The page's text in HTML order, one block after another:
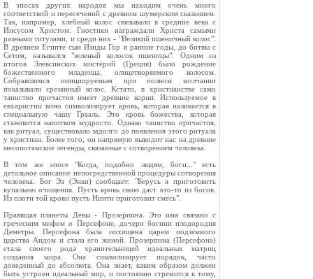
В эпосах других народов мы находим очень много
соответствий и пересечений с древним шумерским сказанием.
Так, например, хлебный колос связывали в средние века с
Иисусом Христом. Гностики награждали Христа самыми
разными титулами, и среди них - "Великий пшеничный колос".
В древнем Египте сын Изиды Гор в ранние годы, до битвы с
Сетом, назывался "зеленый колосок пшеницы". Одним из
итогов Элевсинских мистерий (Греция) было рождение
божественного младенца, олицетворяемого колосом.
Собравшимся инициируемым при полном молчании
показывали срезанный колос. Кстати, в христианстве само
таинство причастия имеет древние корни. Используемое в
евхаристии вино символизирует кровь, которая наливается в
специальную чашу Грааль. Это кровь божества, которая
становится напитком мудрости. Однако таинство причастия,
как ритуал, существовало задолго до появления этого ритуала
у христиан. Более того, он напрямую выводит нас на древние
месопотамские легенды, связанные с сотворением человека.
В том же эпосе "Когда, подобно людям, боги..." есть
детальное описание непосредственной процедуры сотворения
человека. Бог Эа (Энки) сообщает: "Берусь я приготовить
купальню очищения. Пусть кровь свою даст кто-то из богов.
Из плоти той крови пусть Нинти приготовит смесь".
Правящая планеты Девы - Прозерпина. Это имя связано с
греческим мифом о Персефоне, дочери богини плодородия
Деметры. Персефона была похищена царем подземного
царства Аидом и стала его женой. Прозерпина (Персефона)
стала своего рода хранительницей идеальных матриц
создания мира. Она символизирует порядок, часто
доведенный до абсолюта. Она знает, каким образом должен
быть устроен идеальный мир, и постоянно стремится к тому,